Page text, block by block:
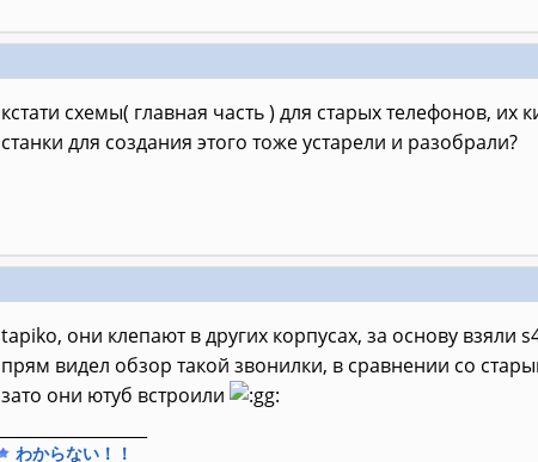
кстати схемы( главная часть ) для старых телефонов, их
станки для создания этого тоже устарели и разобрали?
tapiko, они клепают в других корпусах, за основу
прям видел обзор такой звонилки, в сравнении со
зато они ютуб встроили
わからない！！